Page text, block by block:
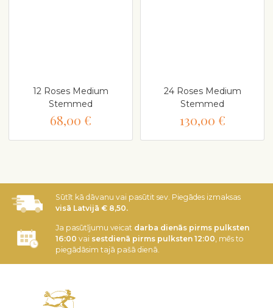
12 Roses Medium
Stemmed
68,00 €
24 Roses Medium
Stemmed
130,00 €
Sūtīt kā dāvanu vai pasūtit sev. Piegādes izmaksas
visā Latvijā € 8,50.
Ja pasūtījumu veicat darba dienās pirms pulksten
16:00 vai sestdienā pirms pulksten 12:00, mēs to
piegādāsim tajā pašā dienā.